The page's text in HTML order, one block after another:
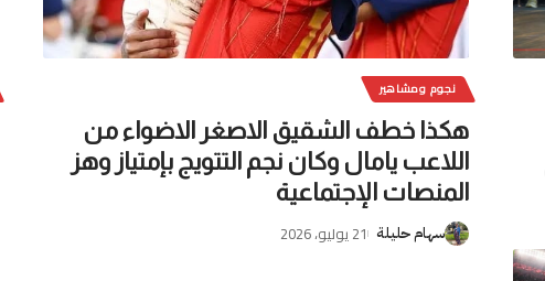
نجوم ومشاهير
هكذا خطف الشقيق الاصغر الاضواء من
اللاعب يامال وكان نجم التتويج بإمتياز وهز
المنصات الإجتماعية
سهام حليلة 21 يوليو، 2026